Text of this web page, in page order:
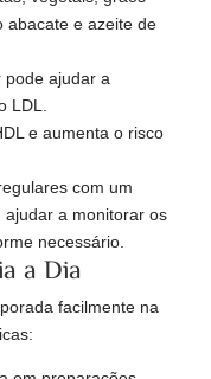
abacate e azeite de
pode ajudar a
LDL.
e aumenta o risco
com um
ajudar a monitorar os
necessário.
a Dia
facilmente na